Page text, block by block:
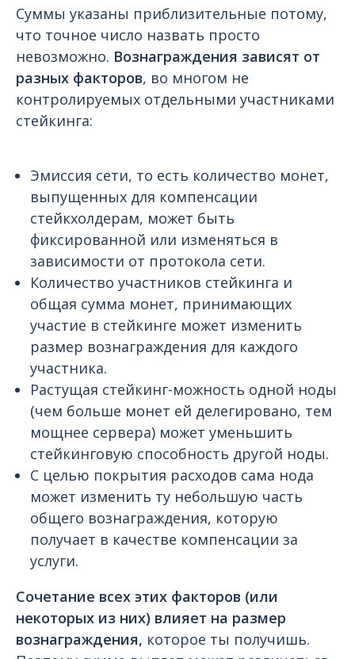
Суммы указаны приблизительные потому,
что точное число назвать просто
невозможно. Вознаграждения зависят от
разных факторов, во многом не
контролируемых отдельными участниками
стейкинга:
Эмиссия сети, то есть количество монет,
выпущенных для компенсации
стейкхолдерам, может быть
фиксированной или изменяться в
зависимости от протокола сети.
Количество участников стейкинга и
общая сумма монет, принимающих
участие в стейкинге может изменить
размер вознаграждения для каждого
участника.
Растущая стейкинг-можность одной ноды
(чем больше монет ей делегировано, тем
мощнее сервера) может уменьшить
стейкинговую способность другой ноды.
С целью покрытия расходов сама нода
может изменить ту небольшую часть
общего вознаграждения, которую
получает в качестве компенсации за
услуги.
Сочетание всех этих факторов (или
некоторых из них) влияет на размер
вознаграждения, которое ты получишь.